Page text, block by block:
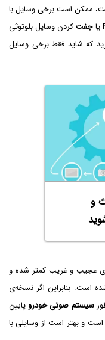
ممکن است برخی وسایل با
یاجفتکردن وسایل بلوتوثی
که شاید فقط برخی وسایل
و
عجیب و غریب کمتر شده و
است. بنابراین اگر نسخه‌ی
سیستم صوتی خودرو پایین
و بهتر است از وسایلی با